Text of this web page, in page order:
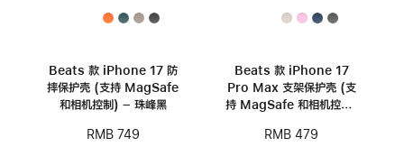
Beats 款 iPhone 17 防
摔保护壳 (支持 MagSafe
和相机控制) – 珠峰黑
RMB 749
Beats 款 iPhone 17
Pro Max 支架保护壳 (支
持 MagSafe 和相机控制)
RMB 479